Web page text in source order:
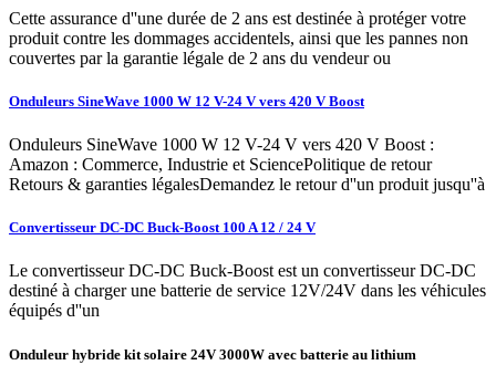
Cette assurance d''une durée de 2 ans est destinée à protéger votre
produit contre les dommages accidentels, ainsi que les pannes non
couvertes par la garantie légale de 2 ans du vendeur ou
Onduleurs SineWave 1000 W 12 V-24 V vers 420 V Boost
Onduleurs SineWave 1000 W 12 V-24 V vers 420 V Boost :
Amazon : Commerce, Industrie et SciencePolitique de retour
Retours & garanties légalesDemandez le retour d''un produit jusqu''à
Convertisseur DC-DC Buck-Boost 100 A 12 / 24 V
Le convertisseur DC-DC Buck-Boost est un convertisseur DC-DC
destiné à charger une batterie de service 12V/24V dans les véhicules
équipés d''un
Onduleur hybride kit solaire 24V 3000W avec batterie au lithium